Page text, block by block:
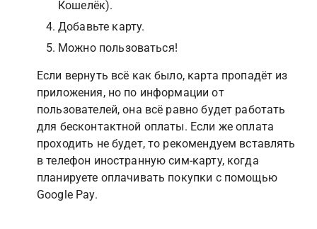
Кошелёк).
Добавьте карту.
Можно пользоваться!
Если вернуть всё как было, карта пропадёт из
приложения, но по информации от
пользователей, она всё равно будет работать
для бесконтактной оплаты. Если же оплата
проходить не будет, то рекомендуем вставлять
в телефон иностранную сим-карту, когда
планируете оплачивать покупки с помощью
Google Pay.